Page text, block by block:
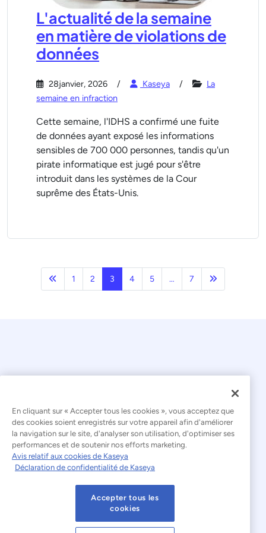
L'actualité de la semaine
en matière de violations de
données
28janvier, 2026 Kaseya
La
semaine en infraction
Cette semaine, l'IDHS a confirmé une fuite
de données ayant exposé les informations
sensibles de 700 000 personnes, tandis qu'un
pirate informatique est jugé pour s'être
introduit dans les systèmes de la Cour
suprême des États-Unis.
Précédent
1 2 3 4 5 … 7
© 2026 Kaseya. Tous droits réservés.
Français
Déclaration relative à l'esclavage moderne
Mentions légales
Conditions d'utilisation du site web
Déclaration de confidentialité
En cliquant sur « Accepter tous les cookies », vous acceptez que
des cookies soient enregistrés sur votre appareil afin d'améliorer
la navigation sur le site, d'analyser son utilisation, d'optimiser ses
performances et de soutenir nos efforts marketing.
Avis relatif aux cookies de Kaseya
Déclaration de confidentialité de Kaseya
Accepter tous les
cookies